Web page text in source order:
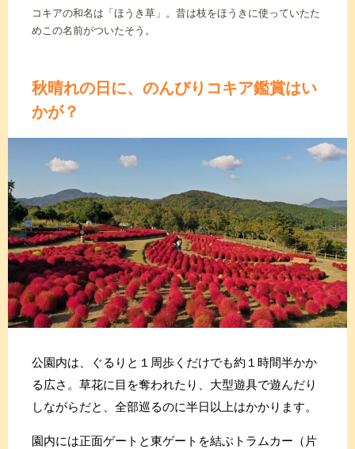
コキアの和名は「ほうき草」。昔は枝をほうきに使っていたた
めこの名前がついたそう。
秋晴れの日に、のんびりコキア鑑賞はい
かが？
公園内は、ぐるりと１周歩くだけでも約１時間半かか
る広さ。草花に目を奪われたり、大型遊具で遊んだり
しながらだと、全部巡るのに半日以上はかかります。
園内には正面ゲートと東ゲートを結ぶトラムカー（片